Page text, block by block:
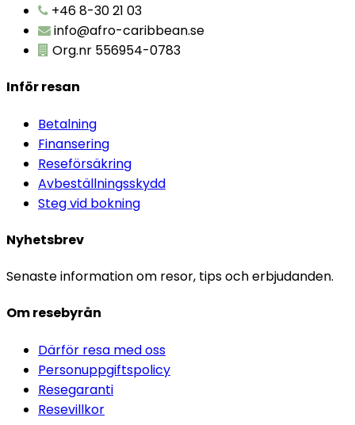
+46 8-30 21 03
info@afro-caribbean.se
Org.nr 556954-0783
Inför resan
Betalning
Finansering
Reseförsäkring
Avbeställningsskydd
Steg vid bokning
Nyhetsbrev
Senaste information om resor, tips och erbjudanden.
Om resebyrån
Därför resa med oss
Personuppgiftspolicy
Resegaranti
Resevillkor